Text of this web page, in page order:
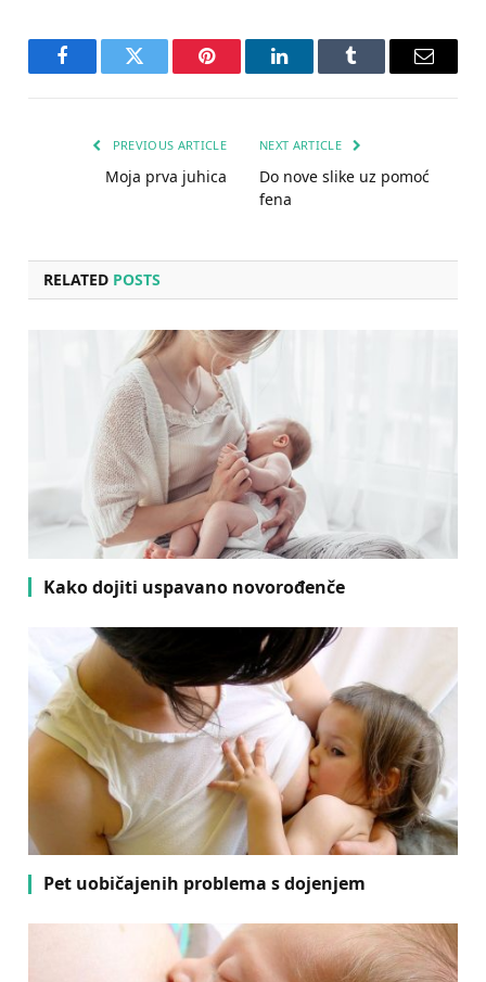
FacebookTwitter Pinterest LinkedInTumblr Email
PREVIOUS ARTICLE
Moja prva juhica
NEXT ARTICLE
Do nove slike uz pomoć
fena
RELATED POSTS
Kako dojiti uspavano novorođenče
Pet uobičajenih problema s dojenjem